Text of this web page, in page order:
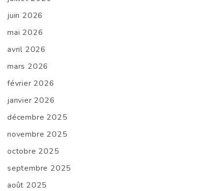
juin 2026
mai 2026
avril 2026
mars 2026
février 2026
janvier 2026
décembre 2025
novembre 2025
octobre 2025
septembre 2025
août 2025